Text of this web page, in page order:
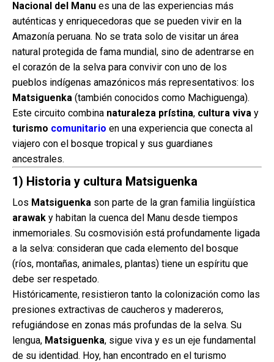
Nacional del Manu es una de las experiencias más
auténticas y enriquecedoras que se pueden vivir en la
Amazonía peruana. No se trata solo de visitar un área
natural protegida de fama mundial, sino de adentrarse en
el corazón de la selva para convivir con uno de los
pueblos indígenas amazónicos más representativos: los
Matsiguenka (también conocidos como Machiguenga).
Este circuito combina naturaleza prístina, cultura viva y
turismo comunitario en una experiencia que conecta al
viajero con el bosque tropical y sus guardianes
ancestrales.
1) Historia y cultura Matsiguenka
Los Matsiguenka son parte de la gran familia lingüística
arawak y habitan la cuenca del Manu desde tiempos
inmemoriales. Su cosmovisión está profundamente ligada
a la selva: consideran que cada elemento del bosque
(ríos, montañas, animales, plantas) tiene un espíritu que
debe ser respetado.
Históricamente, resistieron tanto la colonización como las
presiones extractivas de caucheros y madereros,
refugiándose en zonas más profundas de la selva. Su
lengua, Matsiguenka, sigue viva y es un eje fundamental
de su identidad. Hoy, han encontrado en el turismo